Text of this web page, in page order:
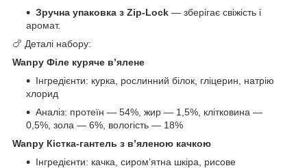
Зручна упаковка з Zip-Lock — зберігає свіжість і
аромат.
🍗 Деталі набору:
Wanpy Філе куряче в’ялене
Інгредієнти: курка, рослинний білок, гліцерин, натрію
хлорид
Аналіз: протеїн — 54%, жир — 1,5%, клітковина —
0,5%, зола — 6%, вологість — 18%
Wanpy Кістка-гантель з в’яленою качкою
Інгредієнти: качка, сиром’ятна шкіра, рисове